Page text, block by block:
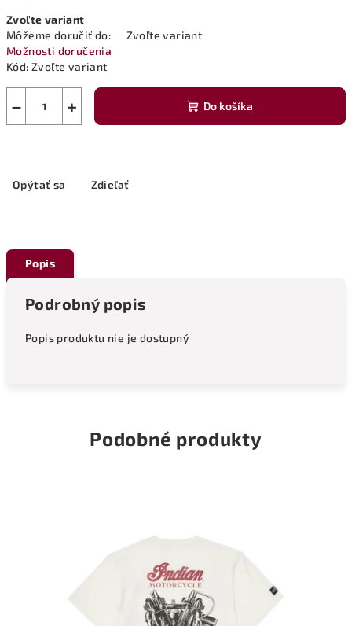
cena:
Zvoľte variant
Môžeme doručiť do:
Zvoľte variant
Možnosti doručenia
Kód: Zvoľte variant
+
− Do košíka
Opýtať sa Zdieľať
Popis
Podrobný popis
Popis produktu nie je dostupný
Podobné produkty